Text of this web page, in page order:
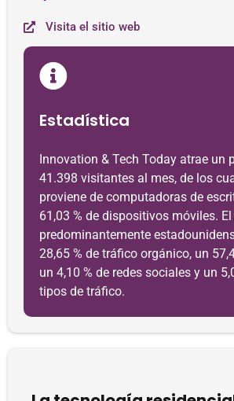
Visita el sitio web
Estadística
Innovation & Tech Today atrae un
41.398 visitantes al mes, de los
proviene de computadoras de
61,03 % de dispositivos móviles.
predominantemente
28,65 % de tráfico orgánico, un
un 4,10 % de redes sociales y un
tipos de tráfico.